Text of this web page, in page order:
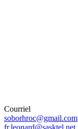
Courriel
soborhroc@gmail.com
fr.leonard@sasktel.net